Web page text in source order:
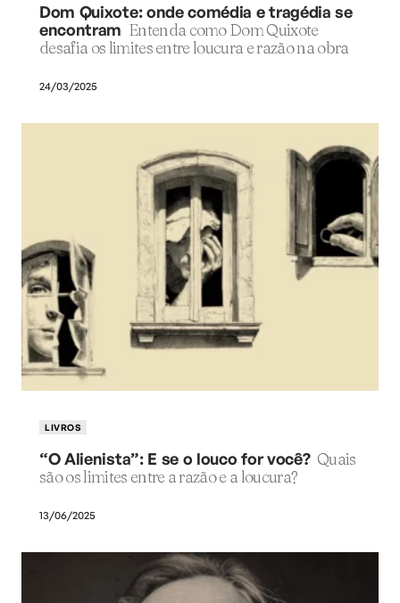
Dom Quixote: onde comédia e tragédia se
encontram Entenda como Dom Quixote
desafia os limites entre loucura e razão na obra
24/03/2025
LIVROS
“O Alienista”: E se o louco for você? Quais
são os limites entre a razão e a loucura?
13/06/2025